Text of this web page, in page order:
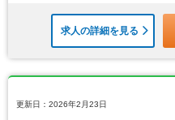
求人の詳細を見る
更新日：2026年2月23日